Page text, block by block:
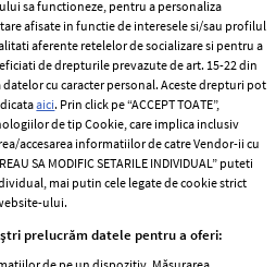
Politica de
confidențialitate
Politica de cookies
Publicitate
femei
sa functioneze, pentru a personaliza
afisate in functie de interesele si/sau profilul
aferente retelelor de socializare si pentru a
de drepturile prevazute de art. 15-22 din
datelor cu caracter personal. Aceste drepturi pot
aici. Prin click pe “ACCEPT TOATE”,
de tip Cookie, care implica inclusiv
accesarea informatiilor de catre Vendor-ii cu
SA MODIFIC SETARILE INDIVIDUAL” puteti
mai putin cele legate de cookie strict
ului.
prelucrăm datele pentru a oferi: